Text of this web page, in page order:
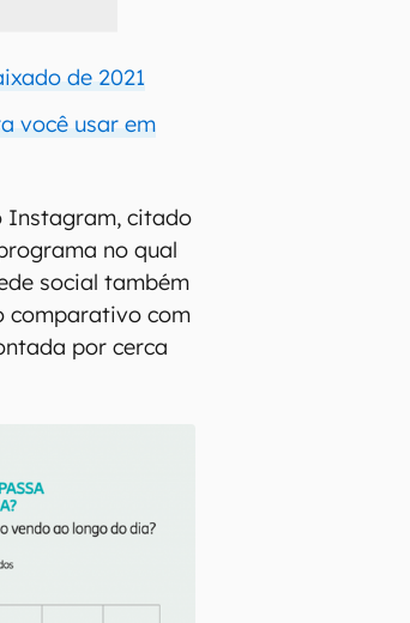
de 2021
você usar em
Instagram, citado
no qual
social também
comparativo com
por cerca